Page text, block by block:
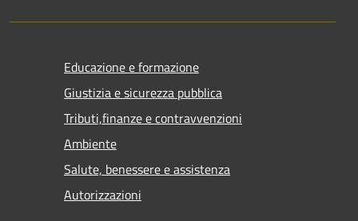
Educazione e formazione
Giustizia e sicurezza pubblica
Tributi,finanze e contravvenzioni
Ambiente
Salute, benessere e assistenza
Autorizzazioni